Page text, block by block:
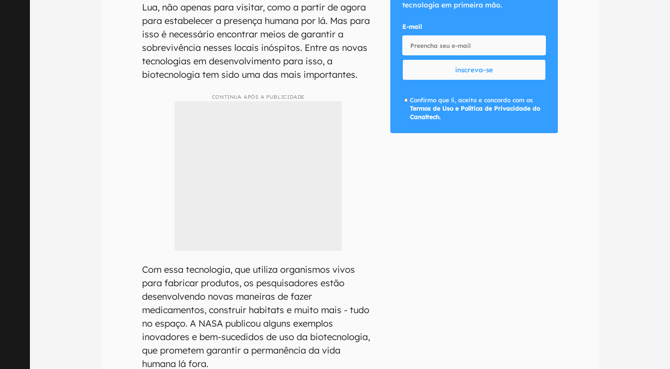
Lua, não apenas para visitar, como a partir de agora
para estabelecer a presença humana por lá. Mas para
isso é necessário encontrar meios de garantir a
sobrevivência nesses locais inóspitos. Entre as novas
tecnologias em desenvolvimento para isso, a
biotecnologia tem sido uma das mais importantes.
CONTINUA APÓS A PUBLICIDADE
Com essa tecnologia, que utiliza organismos vivos
para fabricar produtos, os pesquisadores estão
desenvolvendo novas maneiras de fazer
medicamentos, construir habitats e muito mais - tudo
no espaço. A NASA publicou alguns exemplos
inovadores e bem-sucedidos de uso da biotecnologia,
que prometem garantir a permanência da vida
humana lá fora.
tecnologia em primeira mão.
E-mail
inscreva-se
Confirmo que li, aceito e concordo com os
Termos de Uso e Política de Privacidade do
Canaltech.